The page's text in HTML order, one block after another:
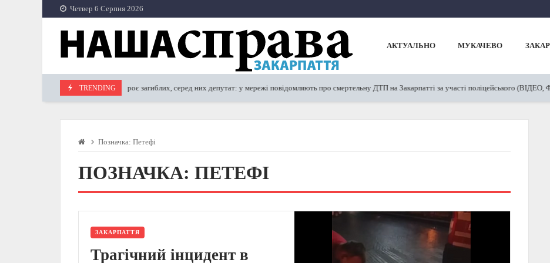
Skip
to
content
Четвер 6 Серпня 2026
АКТУАЛЬНО МУКАЧЕВО
TRENDING
08.05.2023 Троє загиблих, серед них депутат: у мережі повідомляють про смертельну ДТП на Закарпатті за участі поліцейського (ВІДЕО,
Позначка: Петефі
ПОЗНАЧКА: ПЕТЕФІ
ЗАКАРПАТТЯ
Трагічний інцидент в